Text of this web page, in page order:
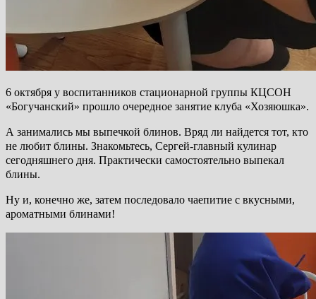
6 октября у воспитанников стационарной группы КЦСОН
«Богучанский» прошло очередное занятие клуба «Хозяюшка».
А занимались мы выпечкой блинов. Вряд ли найдется тот, кто
не любит блины. Знакомьтесь, Сергей-главный кулинар
сегодняшнего дня. Практически самостоятельно выпекал
блины.
Ну и, конечно же, затем последовало чаепитие с вкусными,
ароматными блинами!